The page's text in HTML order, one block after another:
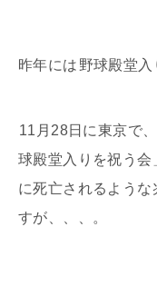
昨年には 野球殿堂入
11月28日に東京で
球殿堂入りを祝う会
に死亡されるよう
すが、、、。